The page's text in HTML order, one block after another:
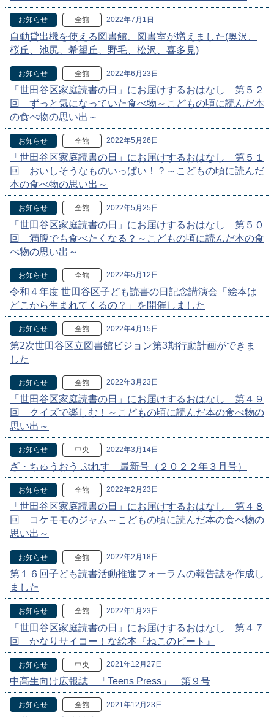
お知らせ 全館 2022年7月1日
自動貸出機を使える図書館、図書室が増えました(奥沢、
桜丘、池尻、希望丘、野毛、松沢、喜多見)
お知らせ 全館 2022年6月23日
「世田谷区家庭読書の日」にお届けするおはなし 第５２
回 ずっと気になっていた食べ物～こどもの頃に読んだ本
の食べ物の思い出～
お知らせ 全館 2022年5月26日
「世田谷区家庭読書の日」にお届けするおはなし 第５１
回 おいしそうなものいっぱい！？～こどもの頃に読んだ
本の食べ物の思い出～
お知らせ 全館 2022年5月25日
「世田谷区家庭読書の日」にお届けするおはなし 第５０
回 満腹でも食べたくなる？～こどもの頃に読んだ本の食
べ物の思い出～
お知らせ 全館 2022年5月12日
令和４年度 世田谷区子ども読書の日記念講演会「絵本は
どこから生まれてくるの？」を開催しました
お知らせ 全館 2022年4月15日
第2次世田谷区立図書館ビジョン第3期行動計画ができま
した
お知らせ 全館 2022年3月23日
「世田谷区家庭読書の日」にお届けするおはなし 第４９
回 クイズで楽しむ！～こどもの頃に読んだ本の食べ物の
思い出～
お知らせ 中央 2022年3月14日
ざ・ちゅうおう ぷれす 最新号（２０２２年３月号）
お知らせ 全館 2022年2月23日
「世田谷区家庭読書の日」にお届けするおはなし 第４８
回 コケモモのジャム～こどもの頃に読んだ本の食べ物の
思い出～
お知らせ 全館 2022年2月18日
第１６回子ども読書活動推進フォーラムの報告誌を作成し
ました
お知らせ 全館 2022年1月23日
「世田谷区家庭読書の日」にお届けするおはなし 第４７
回 かなりサイコー！な絵本『ねこのピート』
お知らせ 中央 2021年12月27日
中高生向け広報誌 「Teens Press」 第９号
お知らせ 全館 2021年12月23日